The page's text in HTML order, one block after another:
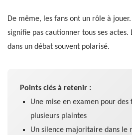
De même, les fans ont un rôle à
signifie pas cautionner tous ses actes.
dans un débat souvent polarisé.
Points clés à retenir :
Une mise en examen pour des
plusieurs plaintes
Un silence majoritaire dans le